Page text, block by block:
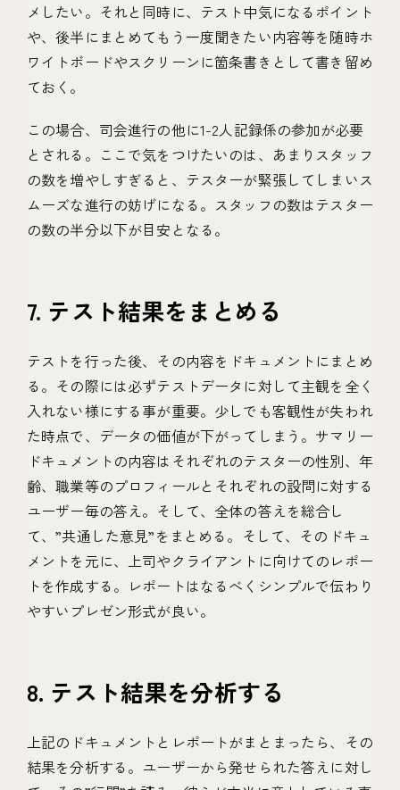
メしたい。それと同時に、テスト中気になるポイント
や、後半にまとめてもう一度聞きたい内容等を随時ホ
ワイトボードやスクリーンに箇条書きとして書き留め
ておく。
この場合、司会進行の他に1-2人記録係の参加が必要
とされる。ここで気をつけたいのは、あまりスタッフ
の数を増やしすぎると、テスターが緊張してしまいス
ムーズな進行の妨げになる。スタッフの数はテスター
の数の半分以下が目安となる。
7. テスト結果をまとめる
テストを行った後、その内容をドキュメントにまとめ
る。その際には必ずテストデータに対して主観を全く
入れない様にする事が重要。少しでも客観性が失われ
た時点で、データの価値が下がってしまう。サマリー
ドキュメントの内容はそれぞれのテスターの性別、年
齢、職業等のプロフィールとそれぞれの設問に対する
ユーザー毎の答え。そして、全体の答えを総合し
て、”共通した意見”をまとめる。そして、そのドキュ
メントを元に、上司やクライアントに向けてのレポー
トを作成する。レポートはなるべくシンプルで伝わり
やすいプレゼン形式が良い。
8. テスト結果を分析する
上記のドキュメントとレポートがまとまったら、その
結果を分析する。ユーザーから発せられた答えに対し